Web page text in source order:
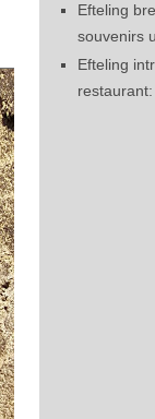
Efteling
souvenirs
Efteling